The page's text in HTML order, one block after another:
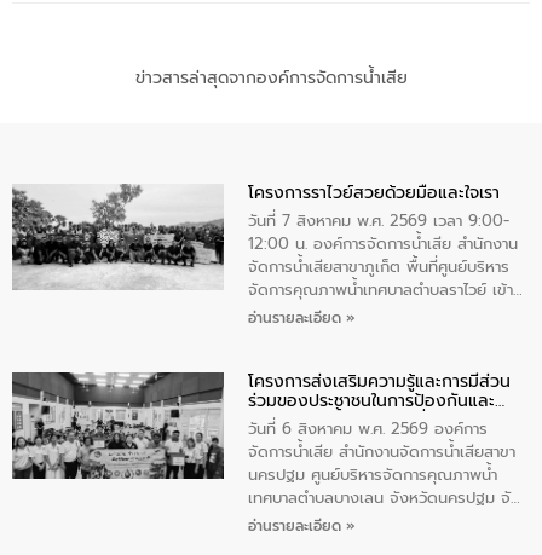
ข่าวสารล่าสุดจากองค์การจัดการน้ำเสีย
โครงการราไวย์สวยด้วยมือและใจเรา
วันที่ 7 สิงหาคม พ.ศ. 2569 เวลา 9:00-
12:00 น. องค์การจัดการน้ำเสีย สำนักงาน
จัดการน้ำเสียสาขาภูเก็ต พื้นที่ศูนย์บริหาร
จัดการคุณภาพน้ำเทศบาลตำบลราไวย์ เข้า
ร่วมโครงการราไวย์สวยด้วยมือและใจเรา
ประชาชน ตัวแทนจากโรงแรมต่างๆ ในเขต
เทศบาลตำบลราไวย์ ศูนย์บริหารจัดการ
คุณภาพน้ำเทศบาลตำบลราไวย์ นำโดยนาย
น้อย แก้วเศษ ผู้จัดการสำนักงานจัดการน้ำ
เสียสาขาภูเก็ต พร้อมด้วยเจ้าหน้าที่ จำนวน
5 คน ร่วมทำกิจกรรม ทำความสะอาด
ชายหาดและแหล่งท่องเที่ยว ณ บริเวณ
อ่านรายละเอียด »
โครงการส่งเสริมความรู้และการมีส่วน
ร่วมของประชาชนในการป้องกันและ
แก้ไขปัญหาน้ำเสียอย่างยั่งยืน
วันที่ 6 สิงหาคม พ.ศ. 2569 องค์การ
จัดการน้ำเสีย สำนักงานจัดการน้ำเสียสาขา
นครปฐม ศูนย์บริหารจัดการคุณภาพน้ำ
เทศบาลตำบลบางเลน จังหวัดนครปฐม จัด
กิจกรรมภายใต้โครงการส่งเสริมความรู้และ
อ่านรายละเอียด »